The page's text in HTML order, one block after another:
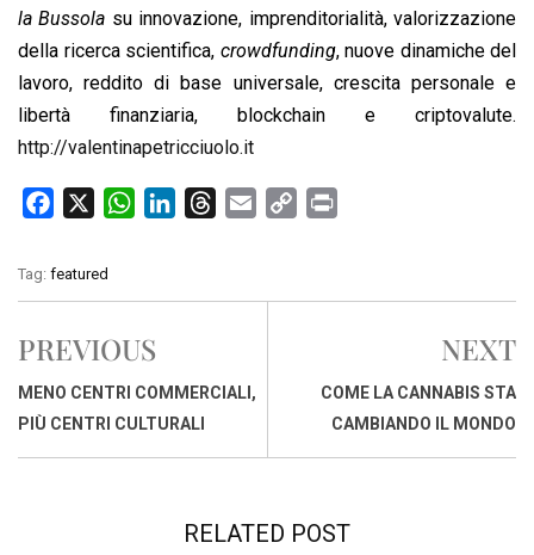
la Bussola su innovazione, imprenditorialità, valorizzazione
della ricerca scientifica, crowdfunding, nuove dinamiche del
lavoro, reddito di base universale, crescita personale e
libertà finanziaria, blockchain e criptovalute.
http://valentinapetricciuolo.it
c
e
o
o
k
W
t
A
p
p
k
I
n
e
s
i
y
n
Tag: featured
PREVIOUS
MENO CENTRI COMMERCIALI,
PIÙ CENTRI CULTURALI
NEXT
COME LA CANNABIS STA
CAMBIANDO IL MONDO
RELATED POST